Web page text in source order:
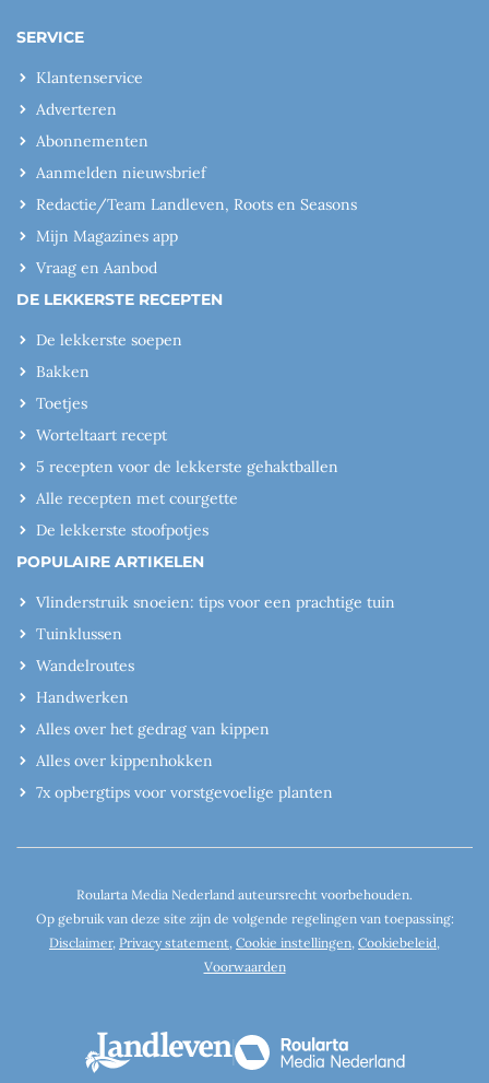
SERVICE
Klantenservice
Adverteren
Abonnementen
Aanmelden nieuwsbrief
Redactie/Team Landleven, Roots en Seasons
Mijn Magazines app
Vraag en Aanbod
DE LEKKERSTE RECEPTEN
De lekkerste soepen
Bakken
Toetjes
Worteltaart recept
5 recepten voor de lekkerste gehaktballen
Alle recepten met courgette
De lekkerste stoofpotjes
POPULAIRE ARTIKELEN
Vlinderstruik snoeien: tips voor een prachtige tuin
Tuinklussen
Wandelroutes
Handwerken
Alles over het gedrag van kippen
Alles over kippenhokken
7x opbergtips voor vorstgevoelige planten
Roularta Media Nederland auteursrecht voorbehouden.
Op gebruik van deze site zijn de volgende regelingen van toepassing:
Disclaimer, Privacy statement Cookie instellingen Cookiebeleid
Voorwaarden